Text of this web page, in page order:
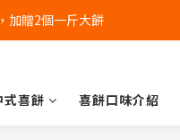
淇淋冷凍宅配)
加贈2個一斤大餅
淇淋冷凍宅配)
式喜餅 喜餅口味介紹